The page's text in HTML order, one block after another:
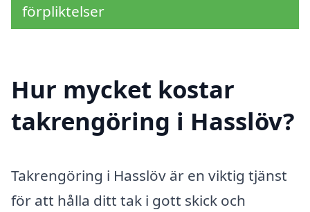
förpliktelser
Hur mycket kostar
takrengöring i Hasslöv?
Takrengöring i Hasslöv är en viktig tjänst
för att hålla ditt tak i gott skick och